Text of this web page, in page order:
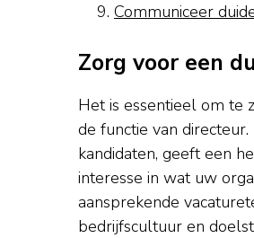
Communiceer
Zorg voor een
Het is essentieel om te
de functie van
kandidaten, geeft een
interesse in wat uw
aansprekende
bedrijfscultuur en